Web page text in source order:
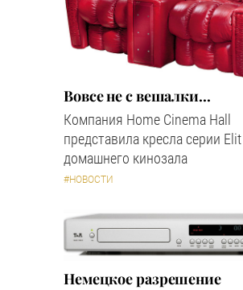
Вовсе не с вешалки...
Компания Home Cinema Hall
представила кресла серии
домашнего кинозала
#НОВОСТИ
Немецкое разрешение